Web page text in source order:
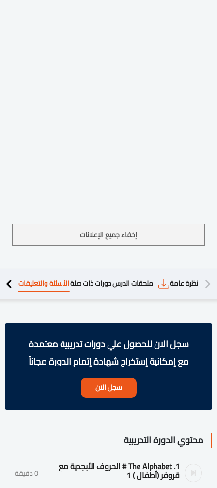
إخفاء جميع الإعلانات
نظرة عامة ملحقات الدرسدورات ذات صلةالأسئلة والتعليقات
سجل الان للحصول علي دورات تدريبية معتمدة
مع إمكانية إستخراج شهادة إتمام الدورة مجاناً
سجل الان
محتوي الدورة التدريبية
1. The Alphabet # الحروف الأبجدية مع
قروفر (أطفال ) 1 0 دقيقة